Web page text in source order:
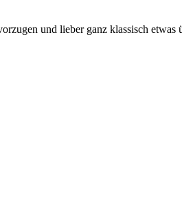
und lieber ganz klassisch etwas